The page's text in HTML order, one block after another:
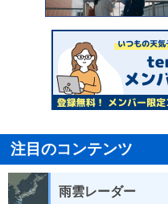
注目のコンテンツ
雨雲レーダー